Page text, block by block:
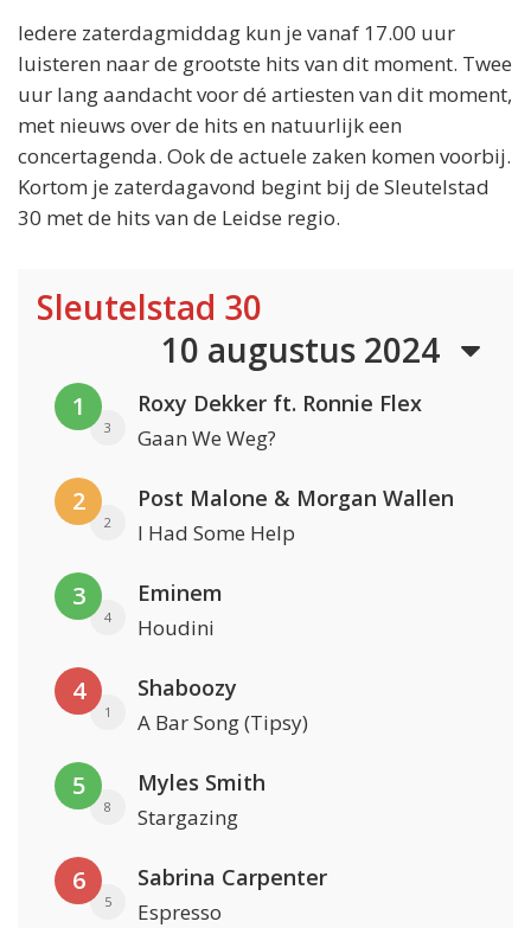
Iedere zaterdagmiddag kun je vanaf 17.00 uur
luisteren naar de grootste hits van dit moment. Twee
uur lang aandacht voor dé artiesten van dit moment,
met nieuws over de hits en natuurlijk een
concertagenda. Ook de actuele zaken komen voorbij.
Kortom je zaterdagavond begint bij de Sleutelstad
30 met de hits van de Leidse regio.
Sleutelstad 30
10 augustus 2024
1
3
Roxy Dekker ft. Ronnie Flex
Gaan We Weg?
2
2
Post Malone & Morgan Wallen
I Had Some Help
3
4
Eminem
Houdini
4
1
Shaboozy
A Bar Song (Tipsy)
5
8
Myles Smith
Stargazing
6
5
Sabrina Carpenter
Espresso